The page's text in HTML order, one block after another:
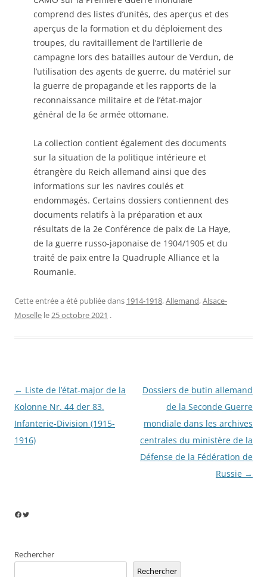
comprend des listes d’unités, des aperçus et des
aperçus de la formation et du déploiement des
troupes, du ravitaillement de l’artillerie de
campagne lors des batailles autour de Verdun, de
l’utilisation des agents de guerre, du matériel sur
la guerre de propagande et les rapports de la
reconnaissance militaire et de l’état-major
général de la 6e armée ottomane.
La collection contient également des documents
sur la situation de la politique intérieure et
étrangère du Reich allemand ainsi que des
informations sur les navires coulés et
endommagés. Certains dossiers contiennent des
documents relatifs à la préparation et aux
résultats de la 2e Conférence de paix de La Haye,
de la guerre russo-japonaise de 1904/1905 et du
traité de paix entre la Quadruple Alliance et la
Roumanie.
Cette entrée a été publiée dans 1914-1918,Allemand,Alsace-
Moselle le 25 octobre 2021 .
Navigation
des
articles
← Liste de l’état-major de la
Kolonne Nr. 44 der 83.
Infanterie-Division (1915-
1916)
Dossiers de butin allemand
de la Seconde Guerre
mondiale dans les archives
centrales du ministère de la
Défense de la Fédération de
Russie →
Facebook
Twitter
Rechercher
Rechercher